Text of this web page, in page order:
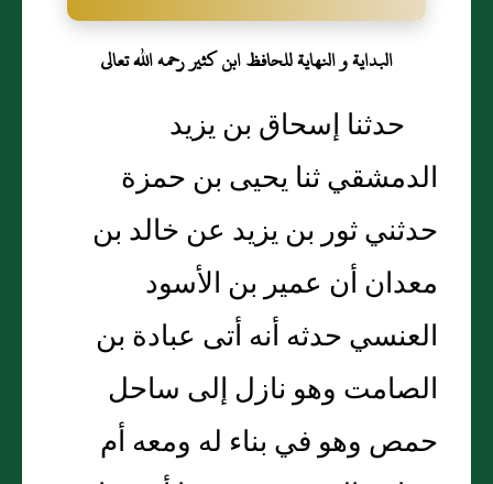
البداية و النهاية للحافظ ابن كثير رحمه الله تعالى
حدثنا إسحاق بن يزيد
الدمشقي ثنا يحيى بن حمزة
حدثني ثور بن يزيد عن خالد بن
معدان أن عمير بن الأسود
العنسي حدثه أنه أتى عبادة بن
الصامت وهو نازل إلى ساحل
حمص وهو في بناء له ومعه أم